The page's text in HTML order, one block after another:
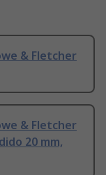
& Fletcher
& Fletcher
20 mm,